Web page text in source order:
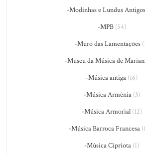
-Modinhas e Lundus Antigos
-MPB(54)
-Muro das Lamentações
-Museu da Música de
-Música antiga (16)
-Música Armênia(3)
-Música Armorial(12)
-Música Barroca Francesa
-Música Cipriota (1)